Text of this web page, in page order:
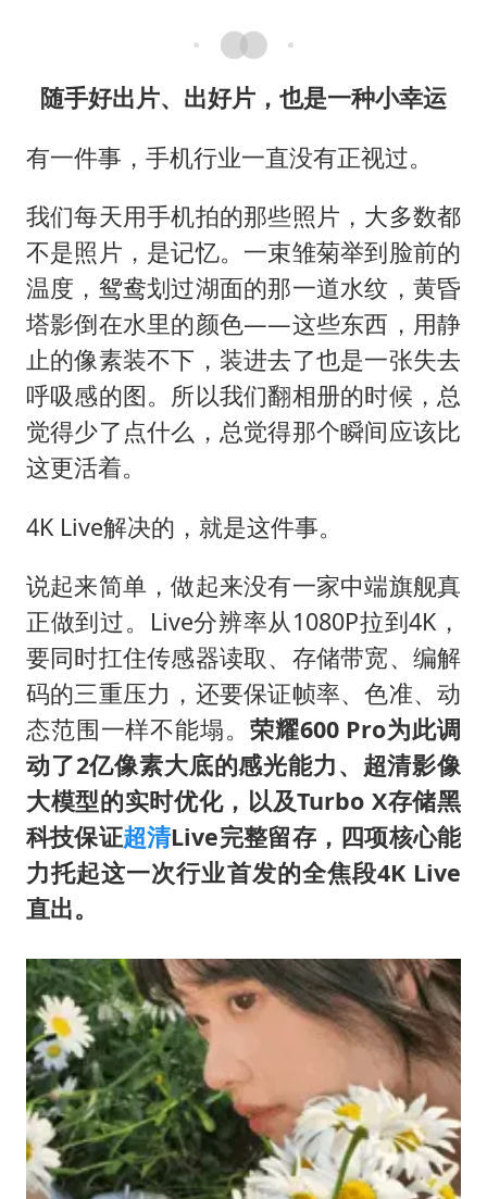
随手好出片、出好片，也是一种小幸运
有一件事，手机行业一直没有正视过。
我们每天用手机拍的那些照片，大多数都
不是照片，是记忆。一束雏菊举到脸前的
温度，鸳鸯划过湖面的那一道水纹，黄昏
塔影倒在水里的颜色——这些东西，用静
止的像素装不下，装进去了也是一张失去
呼吸感的图。所以我们翻相册的时候，总
觉得少了点什么，总觉得那个瞬间应该比
这更活着。
4K Live解决的，就是这件事。
说起来简单，做起来没有一家中端旗舰真
正做到过。Live分辨率从1080P拉到4K，
要同时扛住传感器读取、存储带宽、编解
码的三重压力，还要保证帧率、色准、动
态范围一样不能塌。 荣耀600 Pro为此调
动了2亿像素大底的感光能力、超清影像
大模型的实时优化，以及Turbo X存储黑
科技保证超清Live完整留存，四项核心能
力托起这一次行业首发的全焦段4K Live
直出。